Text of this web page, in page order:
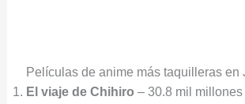
Películas de anime más taquilleras en
El viaje de Chihiro – 30.8 mil millones